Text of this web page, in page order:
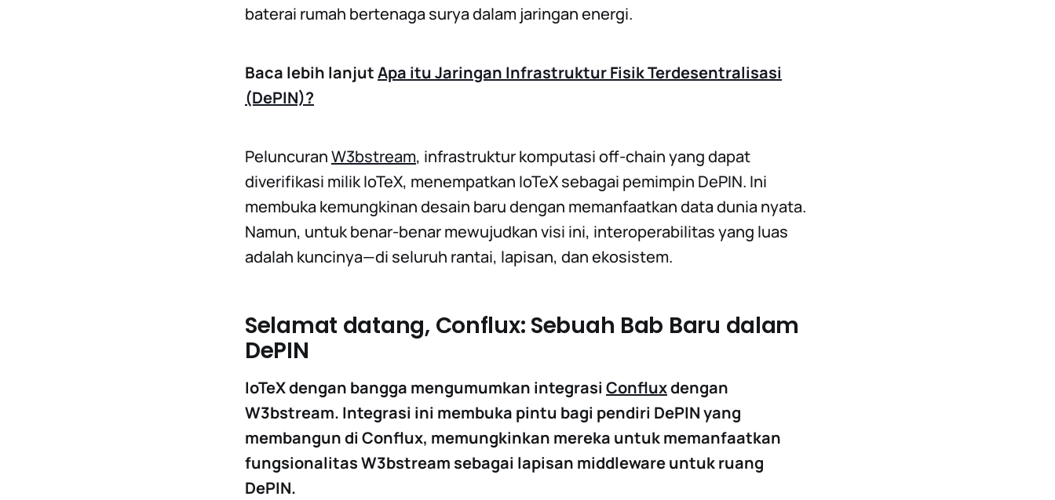
baterai rumah bertenaga surya dalam jaringan energi.
Baca lebih lanjutApa itu Jaringan Infrastruktur Fisik Terdesentralisasi
(DePIN)?
PeluncuranW3bstream, infrastruktur komputasi off-chain yang dapat
diverifikasi milik IoTeX, menempatkan IoTeX sebagai pemimpin DePIN. Ini
membuka kemungkinan desain baru dengan memanfaatkan data dunia nyata.
Namun, untuk benar-benar mewujudkan visi ini, interoperabilitas yang luas
adalah kuncinya—di seluruh rantai, lapisan, dan ekosistem.
Selamat datang, Conflux: Sebuah Bab Baru dalam
DePIN
IoTeX dengan bangga mengumumkan integrasi Confluxdengan
W3bstream. Integrasi ini membuka pintu bagi pendiri DePIN yang
membangun di Conflux, memungkinkan mereka untuk memanfaatkan
fungsionalitas W3bstream sebagai lapisan middleware untuk ruang
DePIN.